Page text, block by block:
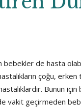
bebekler de hasta
çoğu, erken
Bunun
vakit geçirmeden